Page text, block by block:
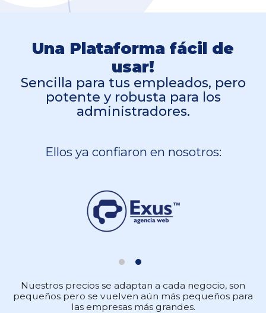
Una Plataforma fácil de
usar!
Sencilla para tus empleados, pero
potente y robusta para los
administradores.
Ellos ya confiaron en nosotros:
Nuestros precios se adaptan a cada negocio, son
pequeños pero se vuelven aún más pequeños para
las empresas más grandes.